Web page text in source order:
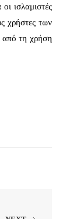
ισλαμιστές
χρήστες των
από τη χρήση